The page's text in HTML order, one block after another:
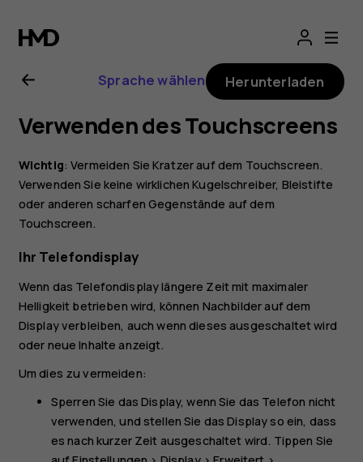
Nokia
8
Sirocco
Sprache wählen Herunterladen
Verwenden des Touchscreens
Wichtig: Vermeiden Sie Kratzer auf dem Touchscreen.
Verwenden Sie keine wirklichen Kugelschreiber, Bleistifte
oder anderen scharfen Gegenstände auf dem
Touchscreen.
Ihr Telefondisplay
Wenn das Telefondisplay längere Zeit mit maximaler
Helligkeit betrieben wird, können Nachbilder auf dem
Display verbleiben, auch wenn dieses ausgeschaltet wird
oder neue Inhalte anzeigt.
Um dies zu vermeiden:
Sperren Sie das Display, wenn Sie das Telefon nicht
verwenden, und stellen Sie das Display so ein, dass
es nach kurzer Zeit ausgeschaltet wird. Tippen Sie